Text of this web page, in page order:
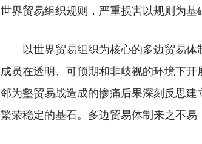
世界贸易组织规则，严重损害以规则为基
以世界贸易组织为核心的多边贸易体
成员在透明、可预期和非歧视的环境下
邻为壑贸易战造成的惨痛后果深刻反思
繁荣稳定的基石。多边贸易体制来之不易